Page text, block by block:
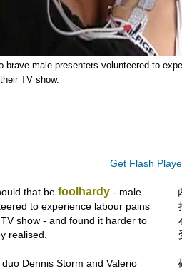
brave male presenters volunteered to
TV show.
Get Flash
that be foolhardy - male
to experience labour pains
show - and found it harder to
realised.
Dennis Storm and Valerio